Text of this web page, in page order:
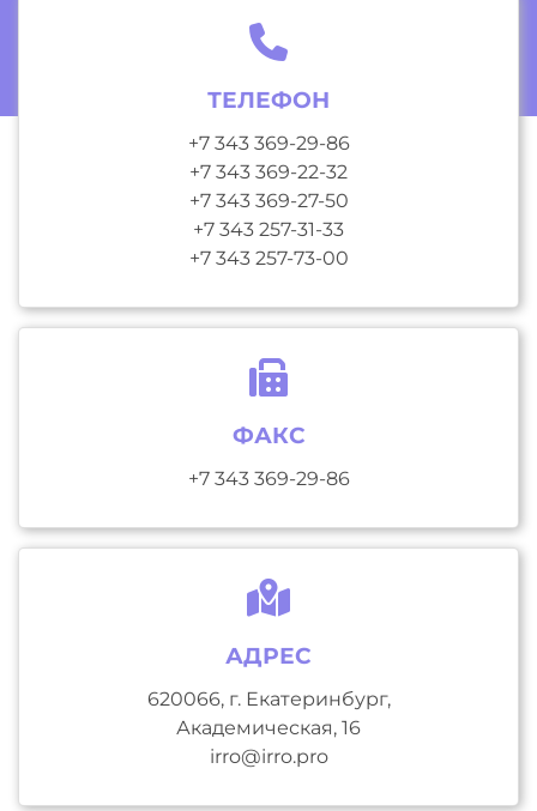
ТЕЛЕФОН
+7 343 369-29-86
+7 343 369-22-32
+7 343 369-27-50
+7 343 257-31-33
+7 343 257-73-00
ФАКС
+7 343 369-29-86
АДРЕС
620066, г. Екатеринбург,
Академическая, 16
irro@irro.pro